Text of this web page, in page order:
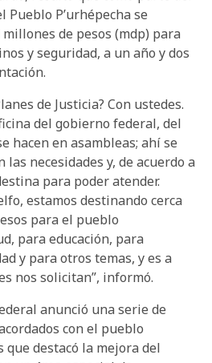
Pueblo P’urhépecha se
de pesos (mdp) para
y seguridad, a un año y dos
de Justicia? Con ustedes.
del gobierno federal, del
hacen en asambleas; ahí se
necesidades y, de acuerdo a
para poder atender.
estamos destinando cerca
para el pueblo
para educación, para
y para otros temas, y es a
nos solicitan”, informó.
anunció una serie de
con el pueblo
que destacó la mejora del